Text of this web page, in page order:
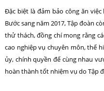
Đặc biệt là đảm bảo công ăn
Bước sang năm 2017, Tập đoàn
thử thách, đồng chí mong rằng
cao nghiệp vụ chuyên môn, thể
ủy, chính quyền để cùng nhau
hoàn thành tốt nhiệm vụ do Tập